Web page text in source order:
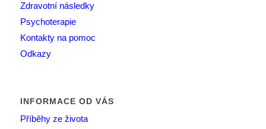
Zdravotní následky
Psychoterapie
Kontakty na pomoc
Odkazy
INFORMACE OD VÁS
Příběhy ze života